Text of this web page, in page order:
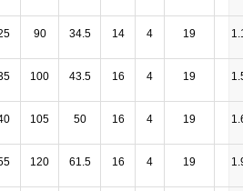
90 34.5 14 4 19
100 43.5 16 4 19
105 50 16 4 19
120 61.5 16 4 19